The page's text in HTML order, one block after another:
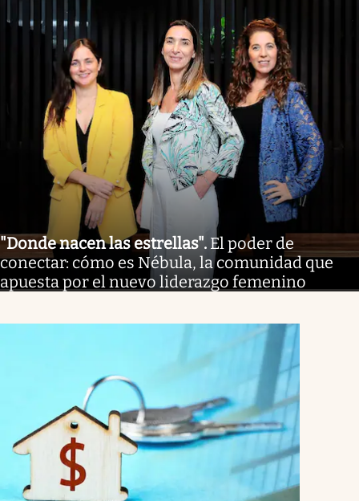
"Donde nacen las estrellas". El poder de
conectar: cómo es Nébula, la comunidad que
apuesta por el nuevo liderazgo femenino